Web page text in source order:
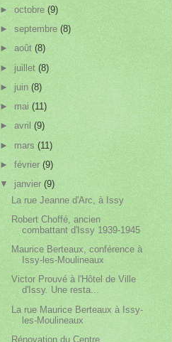
►octobre(9)
►septembre(8)
►août(8)
► juillet(8)
►juin(8)
► mai(11)
►avril(9)
► mars(11)
►février(9)
▼ janvier(9)
La rue Jeanne d'Arc, à Issy
Robert Choffé, ancien
combattant d'Issy 1939-1945
Maurice Berteaux, conférence à
Issy-les-Moulineaux
Victor Prouvé à l'Hôtel de Ville
d'Issy. Une resta...
La rue Maurice Berteaux à Issy-
les-Moulineaux
Rénovation du Centre